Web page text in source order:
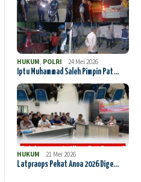
HUKUM, POLRI
24 Mei 2026
Iptu Muhammad Saleh Pimpin Pat…
HUKUM
21 Mei 2026
Latpraops Pekat Anoa 2026 Dige…